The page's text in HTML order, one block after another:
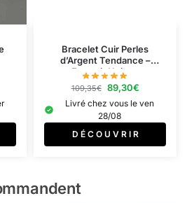
Bracelet Cuir Perles
d’Argent Tendance –
Fermoir Unique
109,35€ 89,30€
Livré chez vous le ven
28/08
D É C O U V R I R